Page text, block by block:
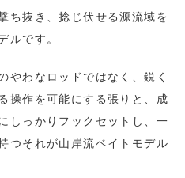
ち抜き、捻じ伏せる源流域を
ルです。
やわなロッドではなく、鋭く
操作を可能にする張りと、成
しっかりフックセットし、一
つそれが山岸流ベイトモデル